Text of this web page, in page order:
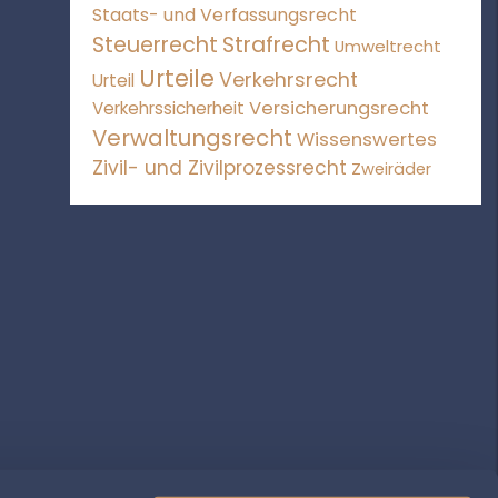
Staats- und Verfassungsrecht
Steuerrecht Strafrecht Umweltrecht
Urteil Urteile Verkehrsrecht
Verkehrssicherheit Versicherungsrecht
Verwaltungsrecht Wissenswertes
Zivil- und Zivilprozessrecht Zweiräder